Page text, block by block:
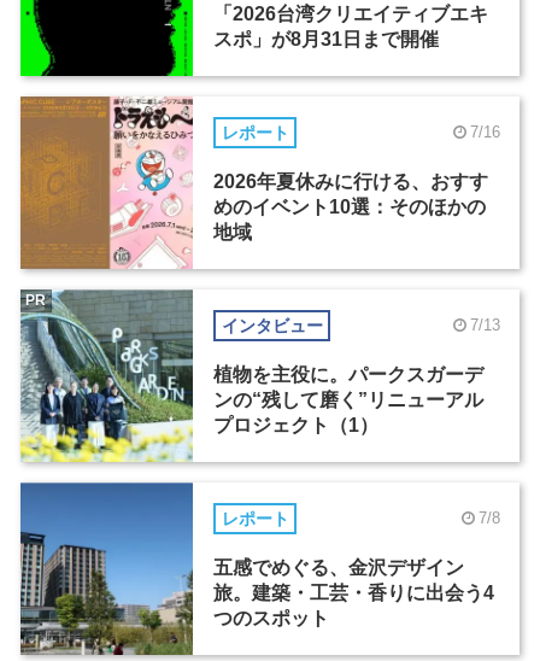
「2026台湾クリエイティブエキ
スポ」が8月31日まで開催
レポート 7/16
2026年夏休みに行ける、おすす
めのイベント10選：そのほかの
地域
インタビュー 7/13
植物を主役に。パークスガーデ
ンの“残して磨く”リニューアル
プロジェクト（1）
PR
レポート 7/8
五感でめぐる、金沢デザイン
旅。建築・工芸・香りに出会う4
つのスポット